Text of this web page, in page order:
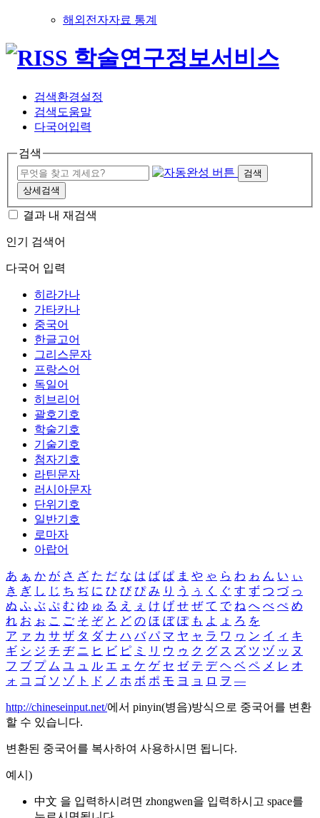
해외전자자료 통계
검색환경설정
검색도움말
다국어입력
검색
검색
상세검색
결과 내 재검색
인기 검색어
다국어 입력
히라가나
가타카나
중국어
한글고어
그리스문자
프랑스어
독일어
히브리어
괄호기호
학술기호
기술기호
첨자기호
라틴문자
러시아문자
단위기호
일반기호
로마자
아랍어
あ ぁ か が さ ざ た だ な は ば ぱ ま や ゃ ら わ ゎ ん い ぃ
き ぎ し じ ち ぢ に ひ び ぴ み り う ぅ く ぐ す ず つ づ っ
ぬ ふ ぶ ぷ む ゆ ゅ る え ぇ け げ せ ぜ て で ね へ べ ぺ め
れ お ぉ こ ご そ ぞ と ど の ほ ぼ ぽ も よ ょ ろ を
ア ァ カ サ ザ タ ダ ナ ハ バ パ マ ヤ ャ ラ ワ ヮ ン イ ィ キ
ギ シ ジ チ ヂ ニ ヒ ビ ピ ミ リ ウ ゥ ク グ ス ズ ツ ヅ ッ ヌ
フ ブ プ ム ユ ュ ル エ ェ ケ ゲ セ ゼ テ デ ヘ ベ ペ メ レ オ
ォ コ ゴ ソ ゾ ト ド ノ ホ ボ ポ モ ヨ ョ ロ ヲ ―
http://chineseinput.net/에서 pinyin(병음)방식으로 중국어를 변환
할 수 있습니다.
변환된 중국어를 복사하여 사용하시면 됩니다.
예시)
中文 을 입력하시려면 zhongwen을 입력하시고 space를